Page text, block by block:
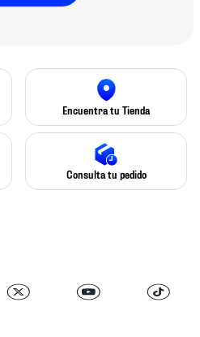
Encuentra tu Tienda
Consulta tu pedido